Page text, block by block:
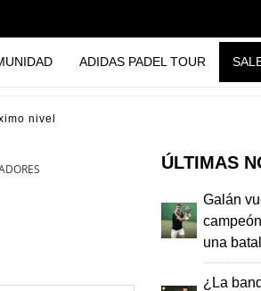
ADIDAS PADEL TOUR
nivel
ÚLTIMAS
Galán
una
¿La